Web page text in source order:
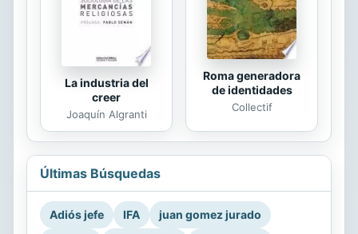
La industria del
creer
Joaquín Algranti
Roma generadora
de identidades
Collectif
Últimas Búsquedas
Adiós jefe IFA
juan gomez jurado